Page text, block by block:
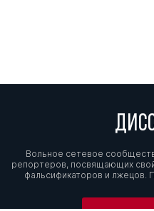
Вольное сетевое
репортеров, посвящающих
фальсификаторов и лжецов.